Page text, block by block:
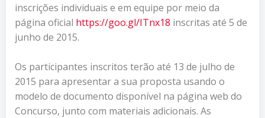
inscrições individuais e em equipe por meio da
página oficial https://goo.gl/ITnx18 inscritas até 5 de
junho de 2015.
Os participantes inscritos terão até 13 de julho de
2015 para apresentar a sua proposta usando o
modelo de documento disponível na página web do
Concurso, junto com materiais adicionais. As